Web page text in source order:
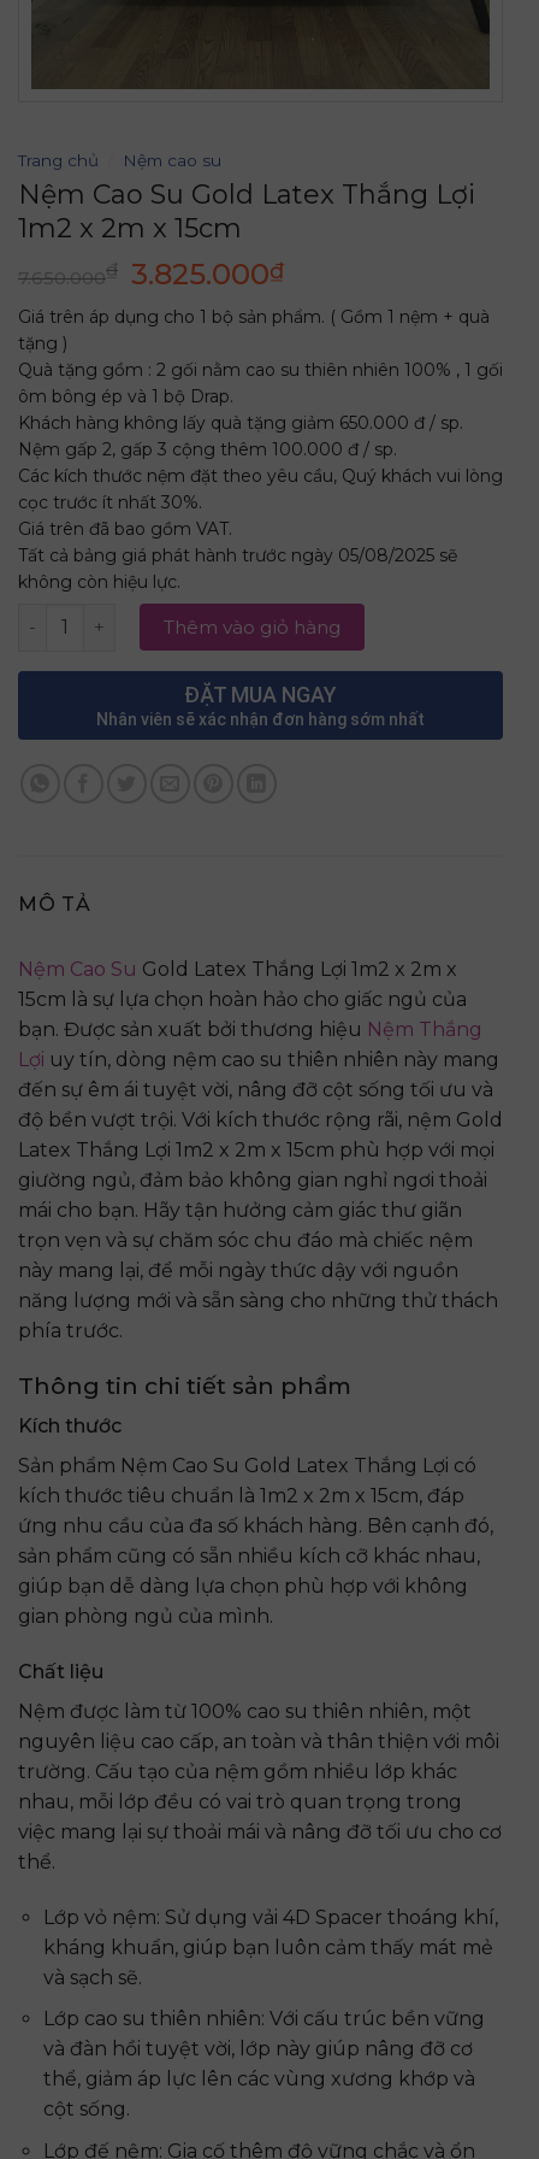
Trang chủ Nệm cao su
Nệm Cao Su Gold Latex Thắng Lợi
1m2 x 2m x 15cm
7.650.000₫ Giá
gốc
là:
7.650.000₫.
3.825.000₫Giá
hiện
tại
là:
Giá trên áp dụng cho 1 bộ sản phẩm. ( Gồm 1 nệm + quà
tặng )
Quà tặng gồm : 2 gối nằm cao su thiên nhiên 100% , 1 gối
ôm bông ép và 1 bộ Drap.
Khách hàng không lấy quà tặng giảm 650.000 đ / sp.
Nệm gấp 2, gấp 3 cộng thêm 100.000 đ / sp.
Các kích thước nệm đặt theo yêu cầu, Quý khách vui lòng
cọc trước ít nhất 30%.
Giá trên đã bao gồm VAT.
Tất cả bảng giá phát hành trước ngày 05/08/2025 sẽ
không còn hiệu lực.
Nệm Cao Su Gold Latex Thắng Lợi 1m2 x 2m x 15cm số
Thêm vào giỏ hàng
ĐẶT MUA NGAY
Nhân viên sẽ xác nhận đơn hàng sớm nhất
MÔ TẢ
Nệm Cao Su Gold Latex Thắng Lợi 1m2 x 2m x
15cm là sự lựa chọn hoàn hảo cho giấc ngủ của
bạn. Được sản xuất bởi thương hiệu Nệm Thắng
Lợi uy tín, dòng nệm cao su thiên nhiên này mang
đến sự êm ái tuyệt vời, nâng đỡ cột sống tối ưu và
độ bền vượt trội. Với kích thước rộng rãi, nệm Gold
Latex Thắng Lợi 1m2 x 2m x 15cm phù hợp với mọi
giường ngủ, đảm bảo không gian nghỉ ngơi thoải
mái cho bạn. Hãy tận hưởng cảm giác thư giãn
trọn vẹn và sự chăm sóc chu đáo mà chiếc nệm
này mang lại, để mỗi ngày thức dậy với nguồn
năng lượng mới và sẵn sàng cho những thử thách
phía trước.
Thông tin chi tiết sản phẩm
Kích thước
Sản phẩm Nệm Cao Su Gold Latex Thắng Lợi có
kích thước tiêu chuẩn là 1m2 x 2m x 15cm, đáp
ứng nhu cầu của đa số khách hàng. Bên cạnh đó,
sản phẩm cũng có sẵn nhiều kích cỡ khác nhau,
giúp bạn dễ dàng lựa chọn phù hợp với không
gian phòng ngủ của mình.
Chất liệu
Nệm được làm từ 100% cao su thiên nhiên, một
nguyên liệu cao cấp, an toàn và thân thiện với môi
trường. Cấu tạo của nệm gồm nhiều lớp khác
nhau, mỗi lớp đều có vai trò quan trọng trong
việc mang lại sự thoải mái và nâng đỡ tối ưu cho cơ
thể.
Lớp vỏ nệm: Sử dụng vải 4D Spacer thoáng khí,
kháng khuẩn, giúp bạn luôn cảm thấy mát mẻ
và sạch sẽ.
Lớp cao su thiên nhiên: Với cấu trúc bền vững
và đàn hồi tuyệt vời, lớp này giúp nâng đỡ cơ
thể, giảm áp lực lên các vùng xương khớp và
cột sống.
Lớp đế nệm: Gia cố thêm độ vững chắc và ổn